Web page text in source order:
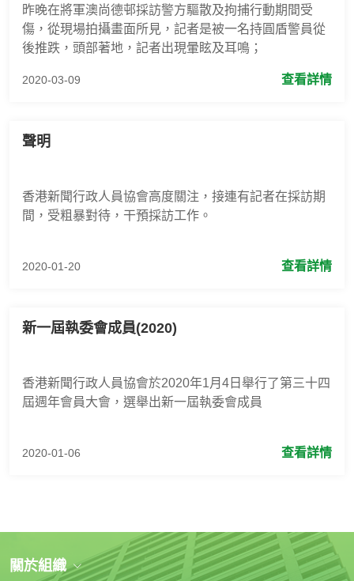
昨晚在將軍澳尚德邨採訪警方驅散及拘捕行動期間受
傷，從現場拍攝畫面所見，記者是被一名持圓盾警員從
後推跌，頭部著地，記者出現暈眩及耳鳴；
2020-03-09 查看詳情
聲明
香港新聞行政人員協會高度關注，接連有記者在採訪期
間，受粗暴對待，干預採訪工作。
2020-01-20 查看詳情
新一屆執委會成員(2020)
香港新聞行政人員協會於2020年1月4日舉行了第三十四
屆週年會員大會，選舉出新一屆執委會成員
2020-01-06 查看詳情
關於組織